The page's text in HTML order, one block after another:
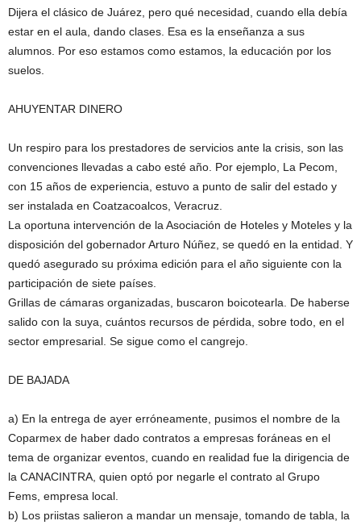
Dijera el clásico de Juárez, pero qué necesidad, cuando ella debía
estar en el aula, dando clases. Esa es la enseñanza a sus
alumnos. Por eso estamos como estamos, la educación por los
suelos.
AHUYENTAR DINERO
Un respiro para los prestadores de servicios ante la crisis, son las
convenciones llevadas a cabo esté año. Por ejemplo, La Pecom,
con 15 años de experiencia, estuvo a punto de salir del estado y
ser instalada en Coatzacoalcos, Veracruz.
La oportuna intervención de la Asociación de Hoteles y Moteles y la
disposición del gobernador Arturo Núñez, se quedó en la entidad. Y
quedó asegurado su próxima edición para el año siguiente con la
participación de siete países.
Grillas de cámaras organizadas, buscaron boicotearla. De haberse
salido con la suya, cuántos recursos de pérdida, sobre todo, en el
sector empresarial. Se sigue como el cangrejo.
DE BAJADA
a) En la entrega de ayer erróneamente, pusimos el nombre de la
Coparmex de haber dado contratos a empresas foráneas en el
tema de organizar eventos, cuando en realidad fue la dirigencia de
la CANACINTRA, quien optó por negarle el contrato al Grupo
Fems, empresa local.
b) Los priistas salieron a mandar un mensaje, tomando de tabla, la